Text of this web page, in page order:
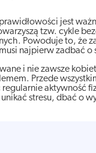
jest
tzw. cykle
Powoduje to, że
najpierw zadbać o
i nie zawsze
Przede
aktywność
stresu, dbać o